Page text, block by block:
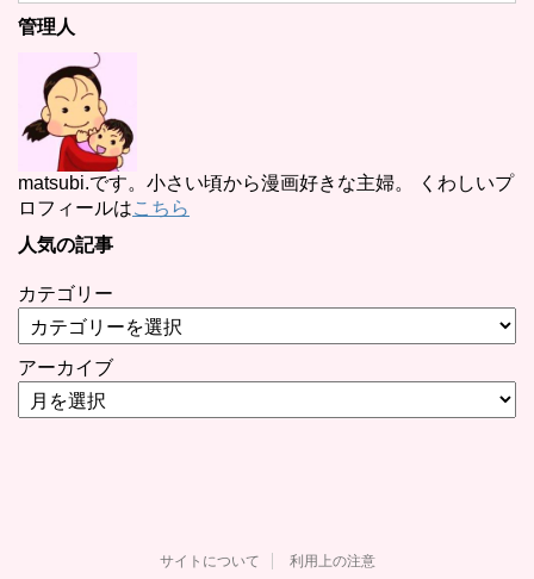
管理人
matsubi.です。小さい頃から漫画好きな主婦。 くわしいプ
ロフィールはこちら
人気の記事
カテゴリー
アーカイブ
サイトについて 利用上の注意